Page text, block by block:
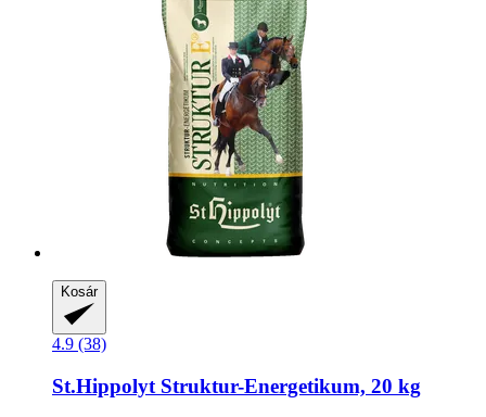
Kosár
4.9 (38)
St.Hippolyt Struktur-​Energetikum, 20 kg